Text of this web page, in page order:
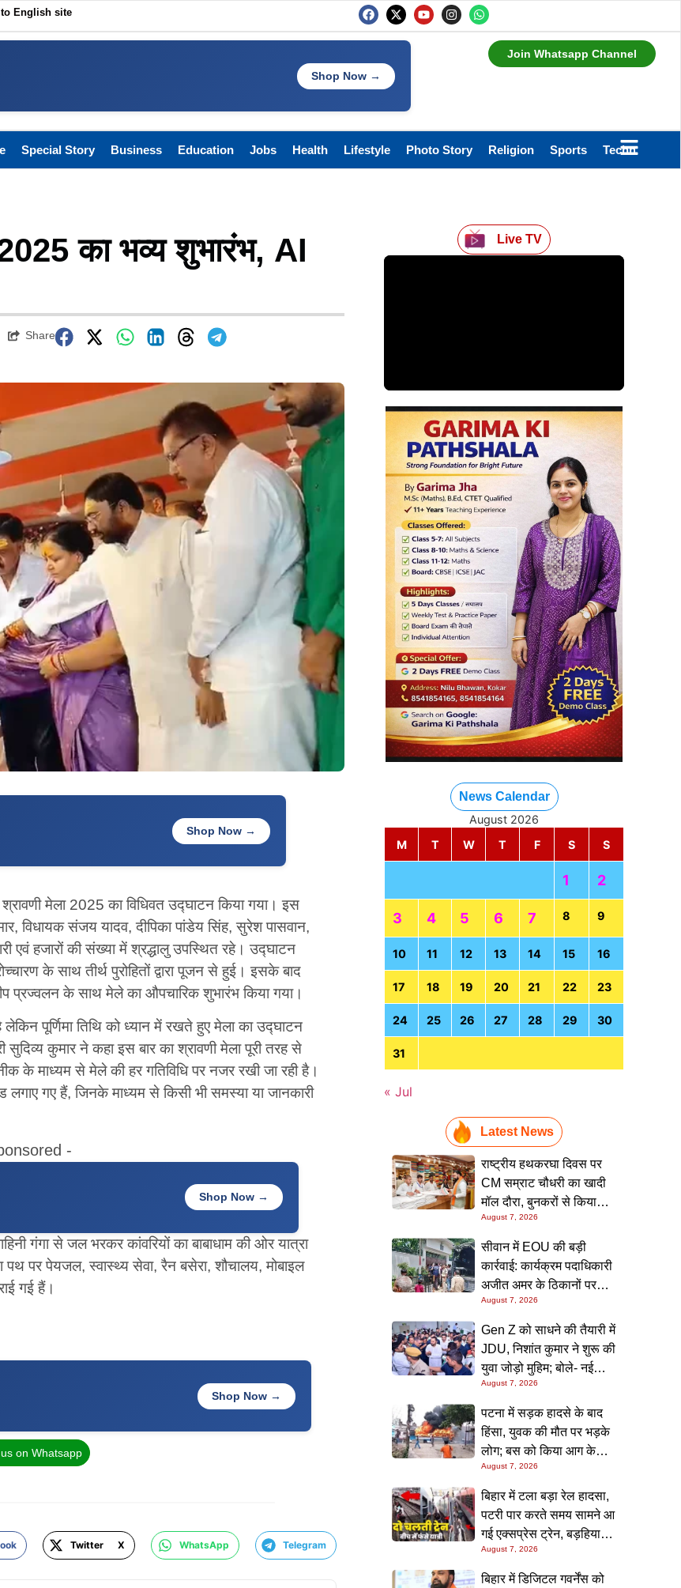
English site
Shop Now →
Join Whatsapp Channel
Special Story Business Education Jobs Health Lifestyle Photo Story Religion Sports Technology
का भव्य शुभारंभ, AI
Share
Shop Now →
श्रावणी मेला 2025 का विधिवत उद्घाटन किया गया। इस
विधायक संजय यादव, दीपिका पांडेय सिंह, सुरेश पासवान,
एवं हजारों की संख्या में श्रद्धालु उपस्थित रहे। उद्घाटन
के साथ तीर्थ पुरोहितों द्वारा पूजन से हुई। इसके बाद
प्रज्वलन के साथ मेले का औपचारिक शुभारंभ किया गया।
पूर्णिमा तिथि को ध्यान में रखते हुए मेला का उद्घाटन
कुमार ने कहा इस बार का श्रावणी मेला पूरी तरह से
के माध्यम से मेले की हर गतिविधि पर नजर रखी जा रही है।
लगाए गए हैं, जिनके माध्यम से किसी भी समस्या या जानकारी
-
Shop Now →
गंगा से जल भरकर कांवरियों का बाबाधाम की ओर यात्रा
पथ पर पेयजल, स्वास्थ्य सेवा, रैन बसेरा, शौचालय, मोबाइल
गई हैं।
Shop Now →
on Whatsapp
Twitter X WhatsApp Telegram
Live TV
News Calendar
August 2026
M
T W T F S S
1 2
3 4 5 6 7 8 9
10 11 12 13 14 15 16
17 18 19 20 21 22 23
24 25 26 27 28 29 30
31
« Jul
Latest News
राष्ट्रीय हथकरघा दिवस पर
CM सम्राट चौधरी का खादी
मॉल दौरा, बुनकरों से किया
संवाद और स्वदेशी उत्पादों को
बढ़ावा देने की अपील
August 7, 2026
सीवान में EOU की बड़ी
कार्रवाई: कार्यक्रम पदाधिकारी
अजीत अमर के ठिकानों पर
छापा, 40 लाख के आभूषण
समेत करोड़ों की संपत्ति की
जांच शुरू
August 7, 2026
Gen Z को साधने की तैयारी में
JDU, निशांत कुमार ने शुरू की
युवा जोड़ो मुहिम; बोले- नई
पीढ़ी तक पहुंचाएं नीतीश
सरकार के 20 सालों के काम
August 7, 2026
पटना में सड़क हादसे के बाद
हिंसा, युवक की मौत पर भड़के
लोग; बस को किया आग के
हवाले, पुलिस और मीडिया पर
भी हमला
August 7, 2026
बिहार में टला बड़ा रेल हादसा,
पटरी पार करते समय सामने आ
गई एक्सप्रेस ट्रेन, बड़हिया
स्टेशन पर मची अफरा-तफरी,
यात्रियों की लापरवाही आई
August 7, 2026
बिहार में डिजिटल गवर्नेंस को